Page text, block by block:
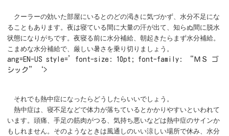
クーラーの効いた部屋にいるとのどの渇きに気づかず、水分不足にな
ることもあります。夜は寝ている間に大量の汗が出て、知らぬ間に脱水
状態になりがちです。夜寝る前に水分補給、朝起きたらまず水分補給。
こまめな水分補給で、厳しい暑さを乗り切りましょう。
ang=EN-US style=’font-size: 10pt; font-family: “ＭＳ ゴ
シック”‘>
それでも熱中症になったらどうしたらいいでしょう。
熱中症は、寝不足などで体力が落ちているとかかりやすいといわれて
います。頭痛、手足の筋肉がつる、気持ち悪いなどは熱中症のサインか
もしれません。そのようなときは風通しのいい涼しい場所で休み、水分